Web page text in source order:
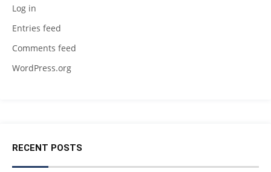
Log in
Entries feed
Comments feed
WordPress.org
RECENT POSTS